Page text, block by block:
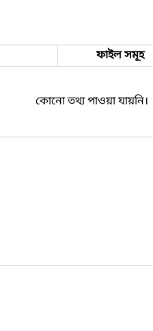
ফাইল সমূহ
কোনো তথ্য পাওয়া যায়নি।